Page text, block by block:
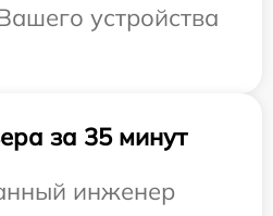
устройства
за 35 минут
инженер